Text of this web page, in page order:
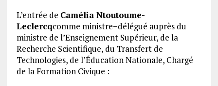
L’entrée de Camélia Ntoutoume-
Leclercqcomme ministre–délégué auprès du
ministre de l’Enseignement Supérieur, de la
Recherche Scientifique, du Transfert de
Technologies, de l’Éducation Nationale, Chargé
de la Formation Civique :